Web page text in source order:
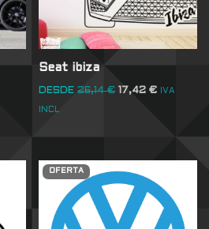
Seat ibiza
DESDE 26,14€ 17,42€ IVA
INCL
OFERTA